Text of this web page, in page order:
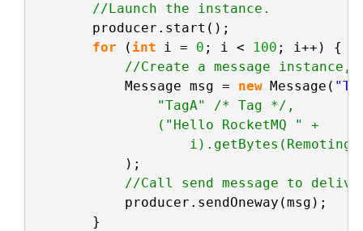
//Launch the instance.
producer.start();
for
( int i = 0 ; i < 100 ; i++) {
//Create a message instance,
Message msg = new Message(
"TagA" /* Tag */,
("Hello RocketMQ " +
);
//Call send message to
producer.sendOneway(msg);
}